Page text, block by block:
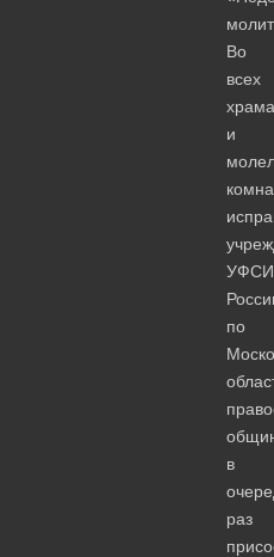
Во
всех
и
по
в
раз